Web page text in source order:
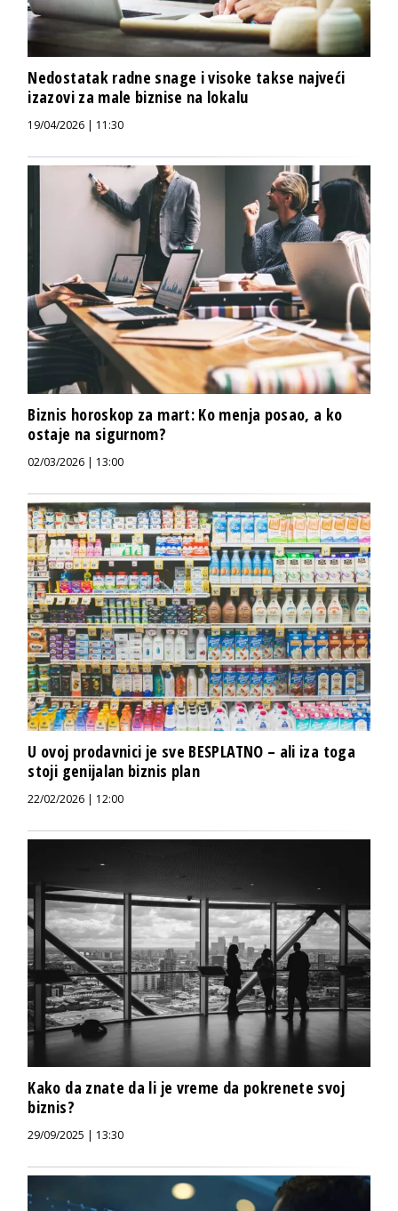
Nedostatak radne snage i visoke takse najveći
izazovi za male biznise na lokalu
19/04/2026 | 11:30
Biznis horoskop za mart: Ko menja posao, a ko
ostaje na sigurnom?
02/03/2026 | 13:00
U ovoj prodavnici je sve BESPLATNO – ali iza toga
stoji genijalan biznis plan
22/02/2026 | 12:00
Kako da znate da li je vreme da pokrenete svoj
biznis?
29/09/2025 | 13:30